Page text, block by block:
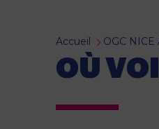
Accueil OGC NICE
OÙ